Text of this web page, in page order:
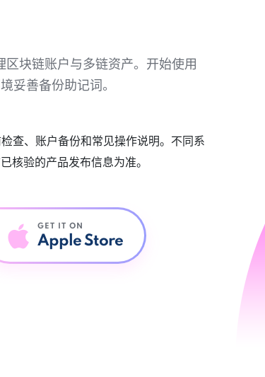
块链账户与多链资产。开始使用
妥善备份助记词。
查、账户备份和常见操作说明。不同系
核验的产品发布信息为准。
GET IT ON
Apple Store